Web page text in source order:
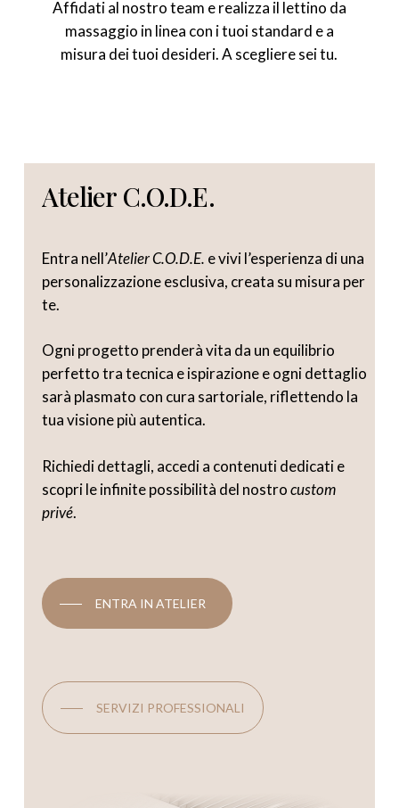
Affidati al nostro team e realizza il lettino da
massaggio in linea con i tuoi standard e a
misura dei tuoi desideri. A scegliere sei tu.
Atelier C.O.D.E.
Entra nell’Atelier C.O.D.E. e vivi l’esperienza di una
personalizzazione esclusiva, creata su misura per
te.
Ogni progetto prenderà vita da un equilibrio
perfetto tra tecnica e ispirazione e ogni dettaglio
sarà plasmato con cura sartoriale, riflettendo la
tua visione più autentica.
Richiedi dettagli, accedi a contenuti dedicati e
scopri le infinite possibilità del nostrocustom
privé.
ENTRA IN ATELIER
SERVIZI PROFESSIONALI